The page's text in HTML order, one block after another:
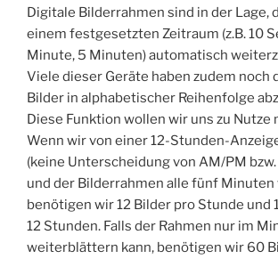
Digitale Bilderrahmen sind in der Lage,
einem festgesetzten Zeitraum (z.B. 10
Minute, 5 Minuten) automatisch
Viele dieser Geräte haben zudem noch
Bilder in alphabetischer Reihenfolge
Diese Funktion wollen wir uns zu Nutze
Wenn wir von einer 12-Stunden-
(keine Unterscheidung von AM/PM
und der Bilderrahmen alle fünf
benötigen wir 12 Bilder pro Stunde und
12 Stunden. Falls der Rahmen nur im
weiterblättern kann, benötigen wir 60